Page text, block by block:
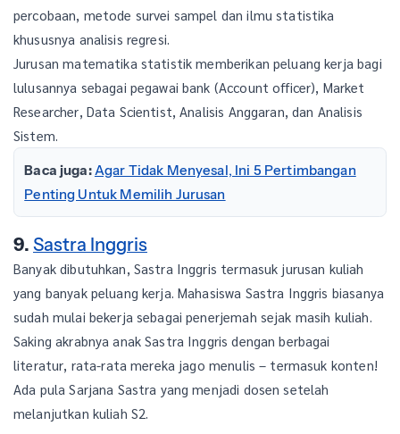
percobaan, metode survei sampel dan ilmu statistika
khususnya analisis regresi.
Jurusan matematika statistik memberikan peluang kerja bagi
lulusannya sebagai pegawai bank (Account officer), Market
Researcher, Data Scientist, Analisis Anggaran, dan Analisis
Sistem.
Baca juga: Agar Tidak Menyesal, Ini 5 Pertimbangan
Penting Untuk Memilih Jurusan
9. Sastra Inggris
Banyak dibutuhkan, Sastra Inggris termasuk jurusan kuliah
yang banyak peluang kerja. Mahasiswa Sastra Inggris biasanya
sudah mulai bekerja sebagai penerjemah sejak masih kuliah.
Saking akrabnya anak Sastra Inggris dengan berbagai
literatur, rata-rata mereka jago menulis – termasuk konten!
Ada pula Sarjana Sastra yang menjadi dosen setelah
melanjutkan kuliah S2.